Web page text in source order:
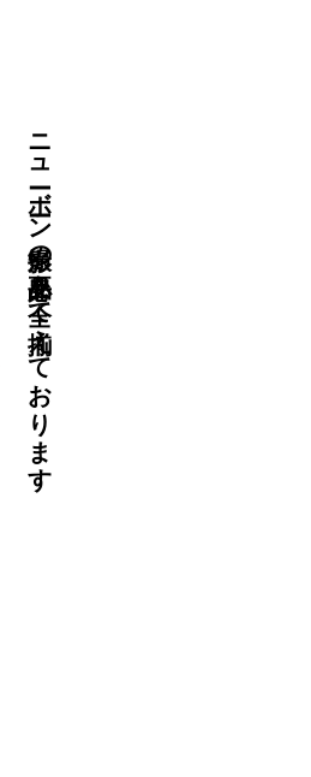
ニューボーン撮影の必要品を全て揃えております